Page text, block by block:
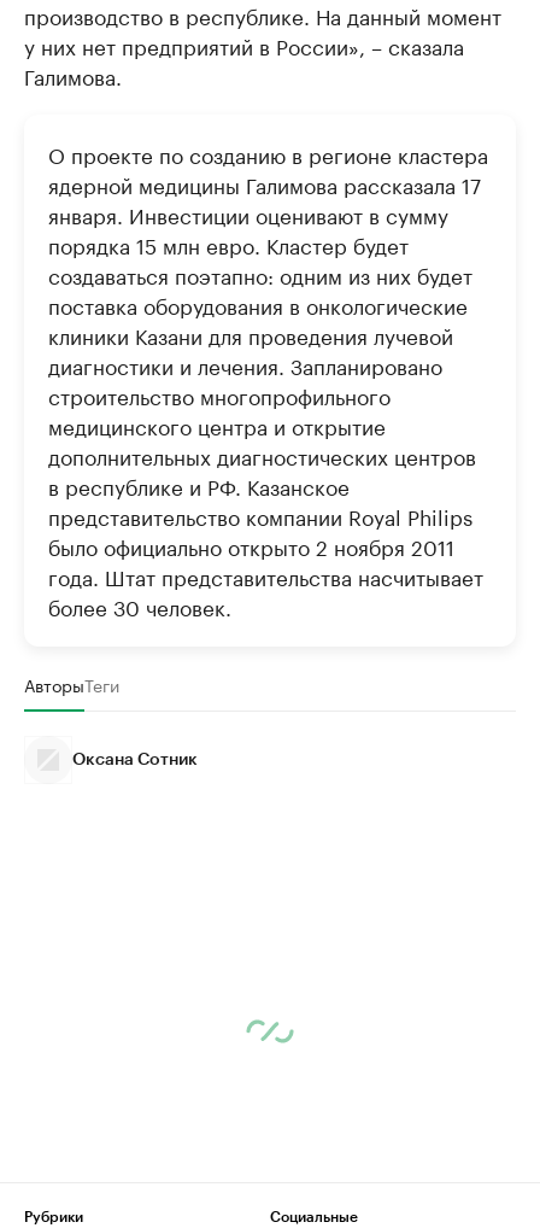
производство в республике. На данный момент
у них нет предприятий в России», – сказала
Галимова.
О проекте по созданию в регионе кластера
ядерной медицины Галимова рассказала 17
января. Инвестиции оценивают в сумму
порядка 15 млн евро. Кластер будет
создаваться поэтапно: одним из них будет
поставка оборудования в онкологические
клиники Казани для проведения лучевой
диагностики и лечения. Запланировано
строительство многопрофильного
медицинского центра и открытие
дополнительных диагностических центров
в республике и РФ. Казанское
представительство компании Royal Philips
было официально открыто 2 ноября 2011
года. Штат представительства насчитывает
более 30 человек.
АвторыТеги
Оксана Сотник
Рубрики
Социальные